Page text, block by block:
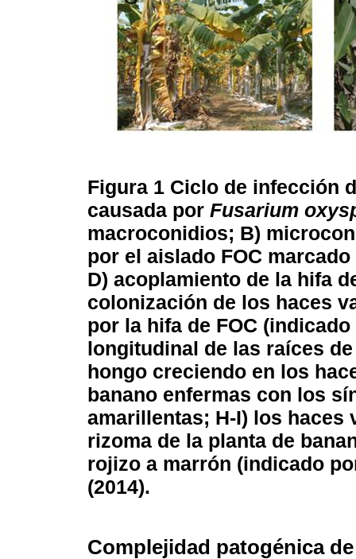
Figura 1 Ciclo de infección
causada por Fusarium
macroconidios; B)
por el aislado FOC
D) acoplamiento de la hifa
colonización de los haces
por la hifa de FOC
longitudinal de las raíces
hongo creciendo en los
banano enfermas con los
amarillentas; H-I) los haces
rizoma de la planta de
rojizo a marrón (indicado
(2014).
Complejidad patogénica